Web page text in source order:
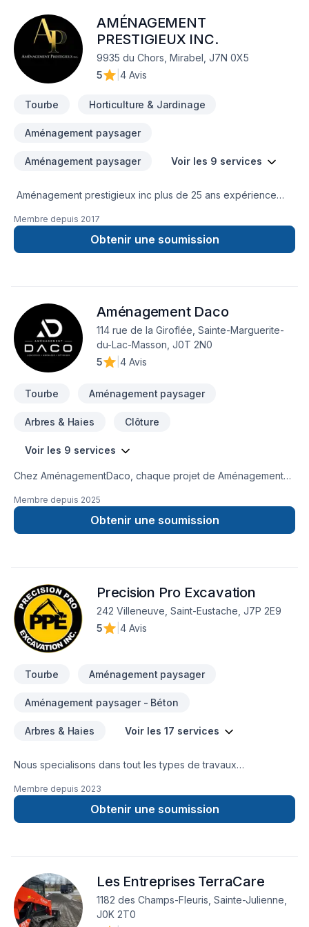
ensemble vos idées en réalité. Contactez-nous dès
maintenant.
AMÉNAGEMENT
PRESTIGIEUX INC.
9935 du Chors, Mirabel, J7N 0X5
5
4 Avis
Tourbe Horticulture & Jardinage
Aménagement paysager
Aménagement paysager Voir les 9 services
Aménagement prestigieux inc plus de 25 ans expérience
domaine. Un propriétaire pasDes employés professionnels et
respectueux une entreprise à écoute de ses clients. Une
seule numéro à retenir 514 292-0071
Membre depuis 2017
Obtenir une soumission
Aménagement Daco
114 rue de la Giroflée, Sainte-Marguerite-
du-Lac-Masson, J0T 2N0
5
4 Avis
Tourbe Aménagement paysager
Arbres & Haies Clôture
Voir les 9 services
Chez AménagementDaco, chaque projet de Aménagement
paysager, Excavation, Horticulture, Irrigation, Muret, Pavage,
Pavé uni, Paysagement, Piscine, Tourbe, Transport est
l'occasion de démontrer notre engagement envers la qualité
vos délais et votre vision. Transformons ensemble vos idées
en réalité. Contactez-nous dès maintenant.
Membre depuis 2025
Obtenir une soumission
Precision Pro Excavation
242 Villeneuve, Saint-Eustache, J7P 2E9
5
4 Avis
Tourbe Aménagement paysager
Aménagement paysager - Béton
Arbres & Haies Voir les 17 services
Nous specialisons dans tout les types de travaux
est pave uni est tout d'amenagement paysager
Membre depuis 2023
Obtenir une soumission
Les Entreprises TerraCare
1182 des Champs-Fleuris, Sainte-Julienne,
J0K 2T0